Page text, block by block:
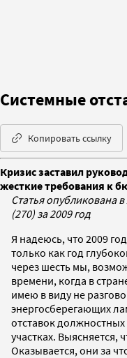
Системные
Копировать ссылку
Кризис заставил
жесткие требования к
Статья опубликована
(270) за 2009 год
Я надеюсь, что 2009
только как год
через шесть мы,
времени, когда в
имею в виду не
энергосберегающих
отставок
участках.
Оказывается, они за